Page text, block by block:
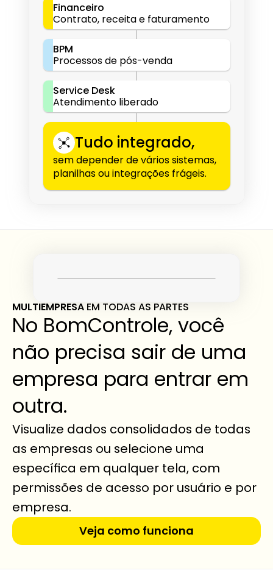
Financeiro
Contrato, receita e faturamento
BPM
Processos de pós-venda
Service Desk
Atendimento liberado
Tudo integrado,
sem depender de vários sistemas,
planilhas ou integrações frágeis.
MULTIEMPRESA EM TODAS AS PARTES
No BomControle, você
não precisa sair de uma
empresa para entrar em
outra.
Visualize dados consolidados de todas
as empresas ou selecione uma
específica em qualquer tela, com
permissões de acesso por usuário e por
empresa.
Veja como funciona